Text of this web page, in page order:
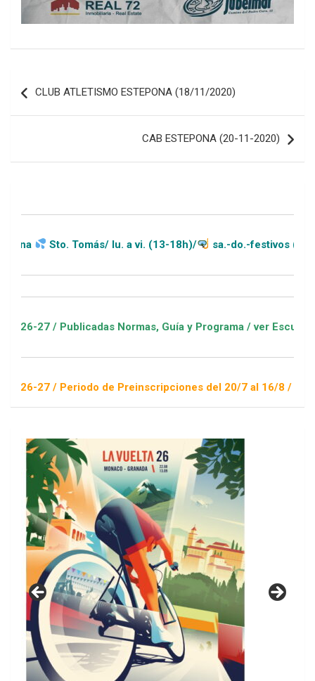
de
CLUB ATLETISMO ESTEPONA (18/11/2020)
CAB ESTEPONA (20-11-2020)
Tomás/ lu. a vi. (13-18h)/ sa.-do.-festivos (11-20h)
Publicadas Normas, Guía y Programa / ver Escuelas
/ Periodo de Preinscripciones del 20/7 al 16/8 / Sorteo 1 de